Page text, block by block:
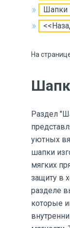
Шапки
На
Раздел
уютных
шапки
мягких
защиту в
разделе
которые